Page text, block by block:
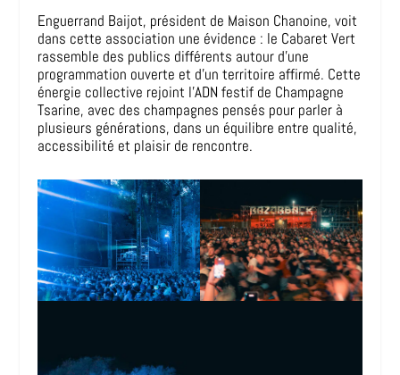
Enguerrand Baijot, président de Maison Chanoine, voit
dans cette association une évidence : le Cabaret Vert
rassemble des publics différents autour d’une
programmation ouverte et d’un territoire affirmé. Cette
énergie collective rejoint l’ADN festif de Champagne
Tsarine, avec des champagnes pensés pour parler à
plusieurs générations, dans un équilibre entre qualité,
accessibilité et plaisir de rencontre.